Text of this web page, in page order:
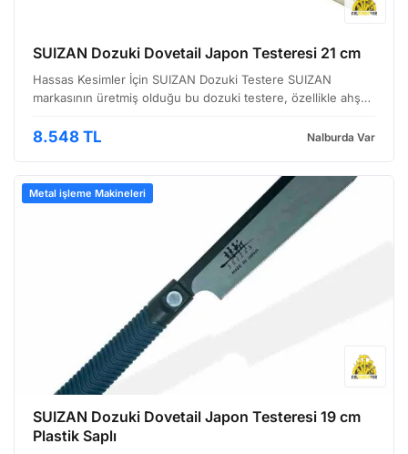
SUIZAN Dozuki Dovetail Japon Testeresi 21 cm
Hassas Kesimler İçin SUIZAN Dozuki Testere SUIZAN
markasının üretmiş olduğu bu dozuki testere, özellikle ahşap
projelerde kullanmak için tasarlanmıştır. 21 cm ağız uzun…
8.548 TL Nalburda Var
Metal işleme Makineleri
SUIZAN Dozuki Dovetail Japon Testeresi 19 cm
Plastik Saplı